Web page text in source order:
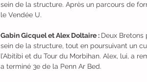
sein de la structure. Après un parcours de
le Vendée U.
Gabin Gicquel et Alex Doltaire : Deux Bretons
sein de la structure, tout en poursuivant un
l’Abitibi et du Tour du Morbihan. Alex, lui, a
a terminé 3e de la Penn Ar Bed.